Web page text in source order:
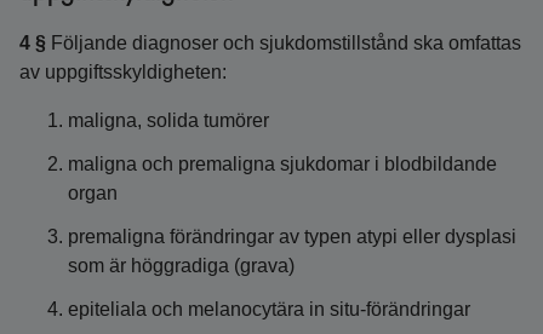
4 § Följande diagnoser och sjukdomstillstånd ska omfattas
av uppgiftsskyldigheten:
maligna, solida tumörer
maligna och premaligna sjukdomar i blodbildande
organ
premaligna förändringar av typen atypi eller dysplasi
som är höggradiga (grava)
epiteliala och melanocytära in situ-förändringar